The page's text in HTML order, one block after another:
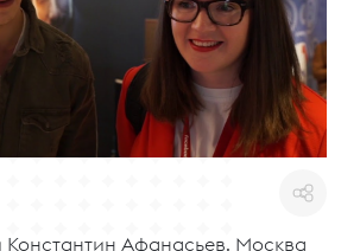
Афанасьев. Москва